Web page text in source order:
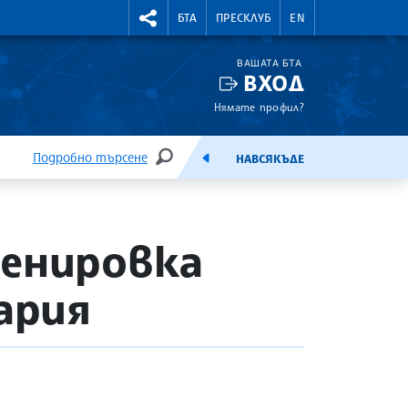
КУРСОВЕ RIGHTMENU.SOCIAL
БТА ПРЕСКЛУБ EN
ВАШАТА БТА
ВХОД
Нямате профил?
Подробно търсене
ТЪРСЕНЕЕМИСИЯНАВСЯКЪДЕ